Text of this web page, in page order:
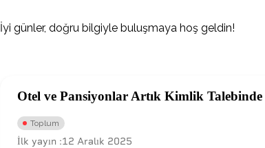
İyi günler, doğru bilgiyle buluşmaya hoş geldin!
Otel ve Pansiyonlar Artık Kimlik
Toplum
İlk yayın :12 Aralık 2025